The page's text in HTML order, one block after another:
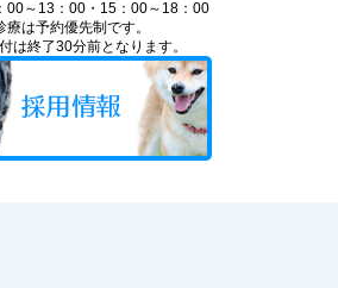
00～13：00・15：00～18：00
療は予約優先制です。
は終了30分前となります。